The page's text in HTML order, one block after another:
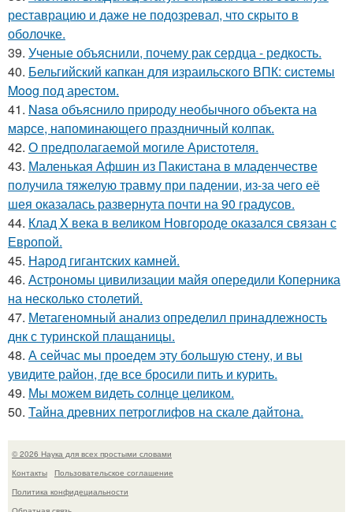
реставрацию и даже не подозревал, что скрыто в
оболочке.
39. Ученые объяснили, почему рак сердца - редкость.
40. Бельгийский капкан для израильского ВПК: системы
Moog под арестом.
41. Nasa объяснило природу необычного объекта на
марсе, напоминающего праздничный колпак.
42. О предполагаемой могиле Аристотеля.
43. Маленькая Афшин из Пакистана в младенчестве
получила тяжелую травму при падении, из-за чего её
шея оказалась развернута почти на 90 градусов.
44. Клад X века в великом Новгороде оказался связан с
Европой.
45. Народ гигантских камней.
46. Астрономы цивилизации майя опередили Коперника
на несколько столетий.
47. Метагеномный анализ определил принадлежность
днк с туринской плащаницы.
48. А сейчас мы проедем эту большую стену, и вы
увидите район, где все бросили пить и курить.
49. Мы можем видеть солнце целиком.
50. Тайна древних петроглифов на скале дайтона.
© 2026 Наука для всех простыми словами
Контакты
Пользовательское соглашение
Политика конфидециальности